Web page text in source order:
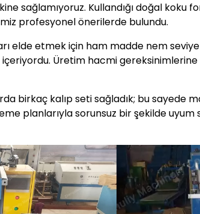
sağlamıyoruz. Kullandığı doğal koku
profesyonel önerilerde bulundu.
elde etmek için ham madde nem
Üretim hacmi gereksinimlerine
birkaç kalıp seti sağladık; bu sayede
planlarıyla sorunsuz bir şekilde uyum